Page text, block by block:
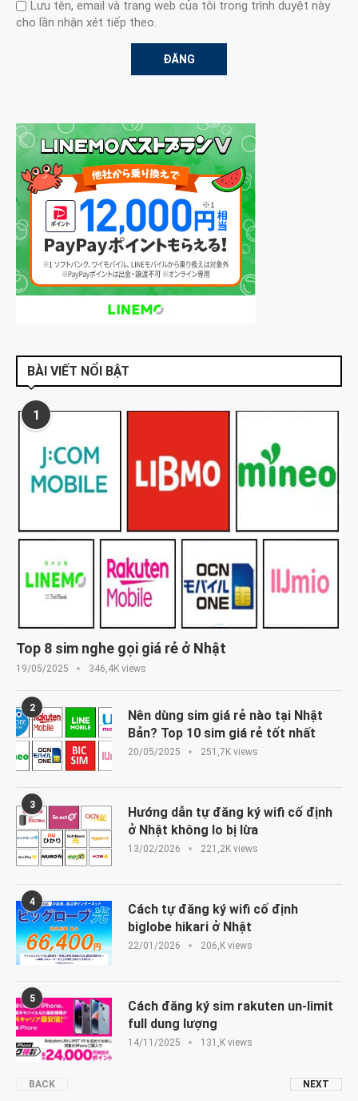
Lưu tên, email và trang web của tôi trong trình duyệt này
cho lần nhận xét tiếp theo.
BÀI VIẾT NỔI BẬT
1
Top 8 sim nghe gọi giá rẻ ở Nhật
19/05/2025 346,4K views
2
Nên dùng sim giá rẻ nào tại Nhật
Bản? Top 10 sim giá rẻ tốt nhất
20/05/2025 251,7K views
3
Hướng dẫn tự đăng ký wifi cố định
ở Nhật không lo bị lừa
13/02/2026 221,2K views
4
Cách tự đăng ký wifi cố định
biglobe hikari ở Nhật
22/01/2026 206,K views
5
Cách đăng ký sim rakuten un-limit
full dung lượng
14/11/2025 131,K views
BACK NEXT